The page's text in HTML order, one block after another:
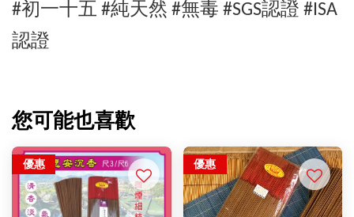
#初一十五 #純天然 #無毒 #SGS認證 #ISA
認證
您可能也喜歡
優惠 優惠